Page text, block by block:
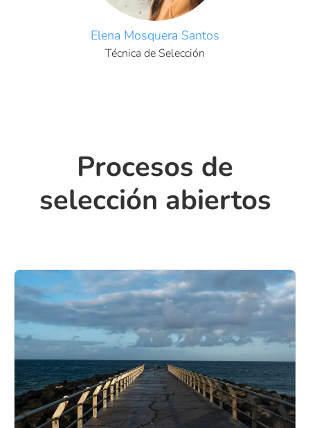
Elena Mosquera Santos
Técnica de Selección
Procesos de
selección abiertos